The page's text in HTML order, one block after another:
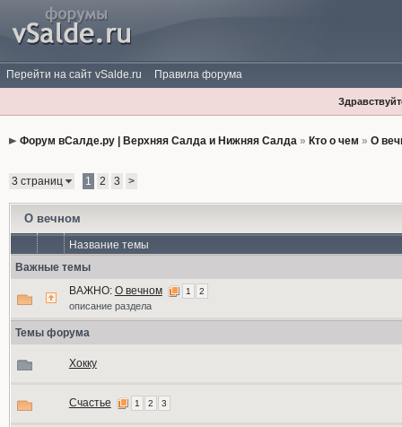
Перейти на сайт vSalde.ru Правила форума
Форум вСалде.ру | Верхняя Салда и Нижняя Салда» Кто о чем » О
3 страниц 1 2 3 >
О вечном
Название темы
Важные темы
ВАЖНО: О вечном 1 2
описание раздела
Темы форума
Хокку
Счастье 1 2 3